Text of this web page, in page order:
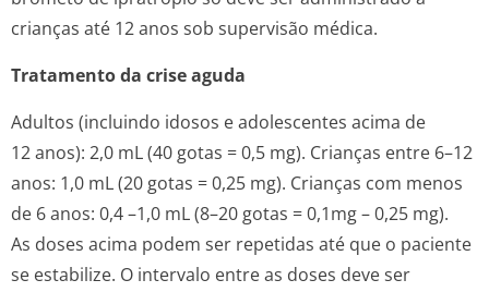
crianças até 12 anos sob supervisão médica.
Tratamento da crise aguda
Adultos (incluindo idosos e adolescentes acima de
12 anos): 2,0 mL (40 gotas = 0,5 mg). Crianças entre 6–12
anos: 1,0 mL (20 gotas = 0,25 mg). Crianças com menos
de 6 anos: 0,4 –1,0 mL (8–20 gotas = 0,1mg – 0,25 mg).
As doses acima podem ser repetidas até que o paciente
se estabilize. O intervalo entre as doses deve ser